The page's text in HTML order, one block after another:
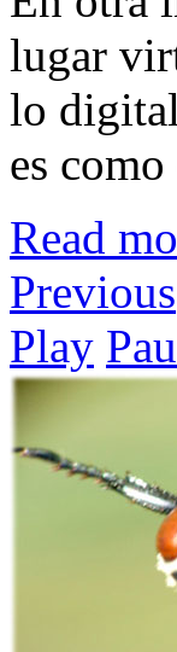
lugar
lo
es
Read
Previous
Play